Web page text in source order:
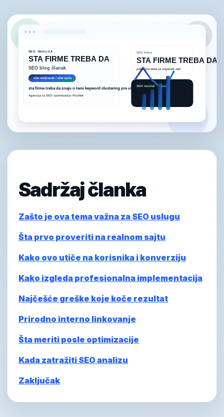
Sadržaj članka
Zašto je ova tema važna za SEO uslugu
Šta prvo proveriti na realnom sajtu
Kako ovo utiče na korisnika i konverziju
Kako izgleda profesionalna implementacija
Najčešće greške koje koče rezultat
Prirodno interno linkovanje
Šta meriti posle optimizacije
Kada zatražiti SEO analizu
Zaključak